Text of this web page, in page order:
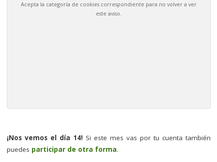
Acepta la categoría de cookies correspondiente para no volver a ver
este aviso.
¡Nos vemos el día 14! Si este mes vas por tu cuenta también
puedes participar de otra forma.